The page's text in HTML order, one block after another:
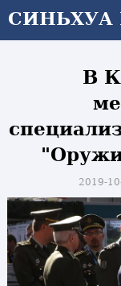
СИНЬХУА
В
2019-